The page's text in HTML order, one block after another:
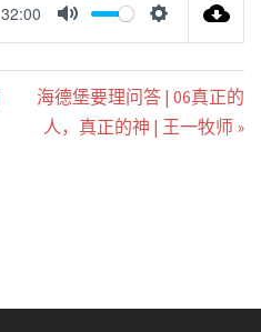
32:00
MUTE SETTINGS
海德堡要理问答 | 06真正的
人，真正的神 | 王一牧师 »